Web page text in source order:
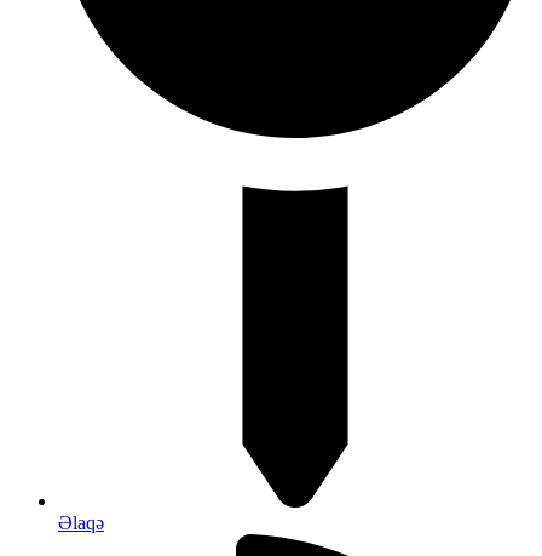
Əlaqə